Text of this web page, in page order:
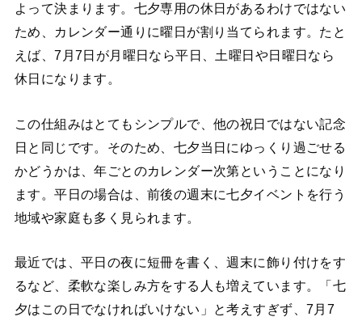
よって決まります。七夕専用の休日があるわけではない
ため、カレンダー通りに曜日が割り当てられます。たと
えば、7月7日が月曜日なら平日、土曜日や日曜日なら
休日になります。
この仕組みはとてもシンプルで、他の祝日ではない記念
日と同じです。そのため、七夕当日にゆっくり過ごせる
かどうかは、年ごとのカレンダー次第ということになり
ます。平日の場合は、前後の週末に七夕イベントを行う
地域や家庭も多く見られます。
最近では、平日の夜に短冊を書く、週末に飾り付けをす
るなど、柔軟な楽しみ方をする人も増えています。「七
夕はこの日でなければいけない」と考えすぎず、7月7